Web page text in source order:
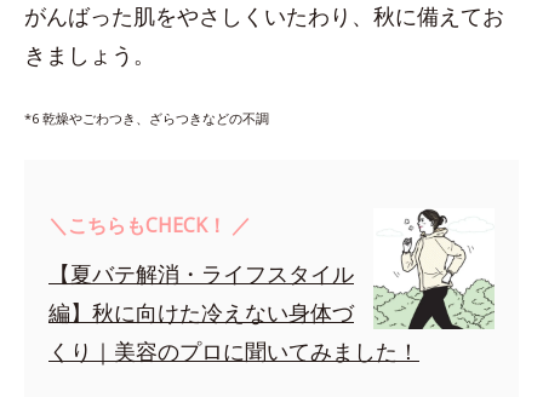
がんばった肌をやさしくいたわり、秋に備えてお
きましょう。
*6 乾燥やごわつき、ざらつきなどの不調
＼こちらもCHECK！ ／
【夏バテ解消・ライフスタイル
編】秋に向けた冷えない身体づ
くり｜美容のプロに聞いてみました！